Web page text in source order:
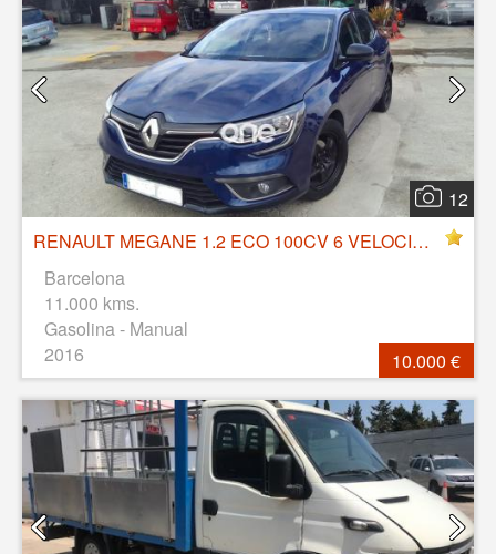
12
RENAULT MEGANE 1.2 ECO 100CV 6 VELOCIDADES
Barcelona
11.000 kms.
Gasolina - Manual
2016
10.000 €